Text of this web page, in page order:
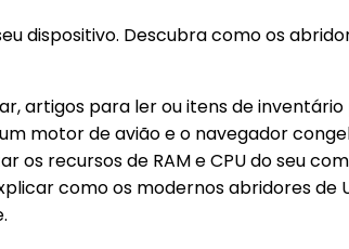
Descubra como os
artigos para ler ou itens de
motor de avião e o navegador
recursos de RAM e CPU do seu
como os modernos abridores de